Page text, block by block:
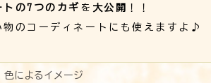
の7つのカギ を 大公開
！！
のコーディネートにも使えますよ♪
色によるイメージ